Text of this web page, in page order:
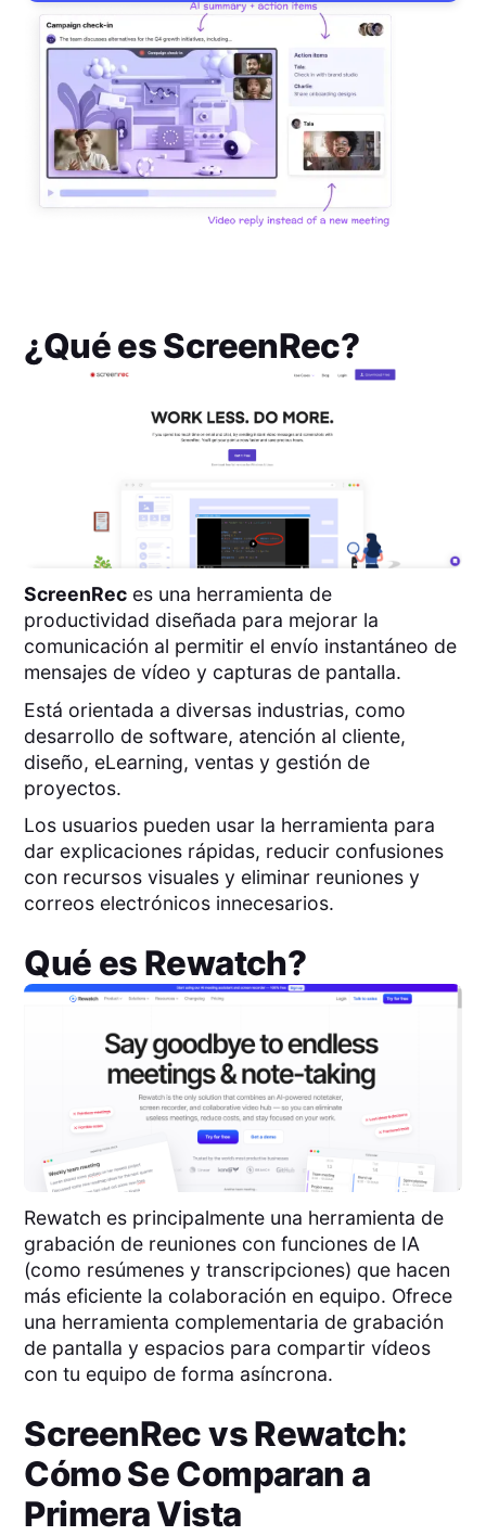
¿Qué esScreenRec?
ScreenRec es una herramienta de
productividad diseñada para mejorar la
comunicación al permitir el envío instantáneo de
mensajes de vídeo y capturas de pantalla.
Está orientada a diversas industrias, como
desarrollo de software, atención al cliente,
diseño, eLearning, ventas y gestión de
proyectos.
Los usuarios pueden usar la herramienta para
dar explicaciones rápidas, reducir confusiones
con recursos visuales y eliminar reuniones y
correos electrónicos innecesarios.
Qué es Rewatch?
Rewatch es principalmente una herramienta de
grabación de reuniones con funciones de IA
(como resúmenes y transcripciones) que hacen
más eficiente la colaboración en equipo. Ofrece
una herramienta complementaria de grabación
de pantalla y espacios para compartir vídeos
con tu equipo de forma asíncrona.
ScreenRecvsRewatch:
Cómo Se Comparan a
Primera Vista